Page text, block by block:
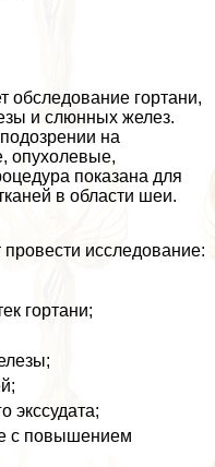
обследование гортани,
и слюнных желез.
на
опухолевые,
показана для
в области шеи.
исследование:
гортани;
экссудата;
с повышением